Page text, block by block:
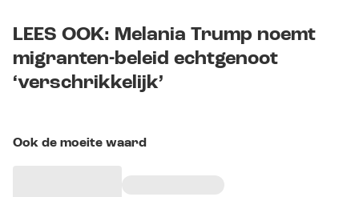
LEES OOK: Melania Trump noemt
migranten-beleid echtgenoot
‘verschrikkelijk’
Ook de moeite waard